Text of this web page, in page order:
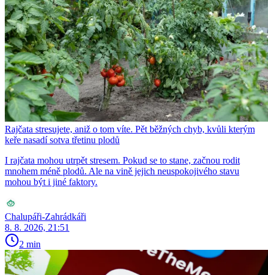
Rajčata stresujete, aniž o tom víte. Pět běžných chyb, kvůli kterým
keře nasadí sotva třetinu plodů
I rajčata mohou utrpět stresem. Pokud se to stane, začnou rodit
mnohem méně plodů. Ale na vině jejich neuspokojivého stavu
mohou být i jiné faktory.
Chalupáři-Zahrádkáři
8. 8. 2026, 21:51
2 min